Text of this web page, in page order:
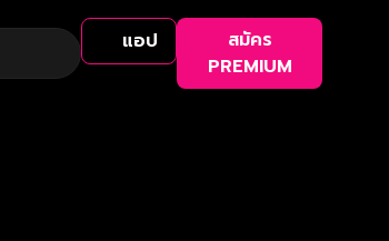
แอป
สมัคร
PREMIUM